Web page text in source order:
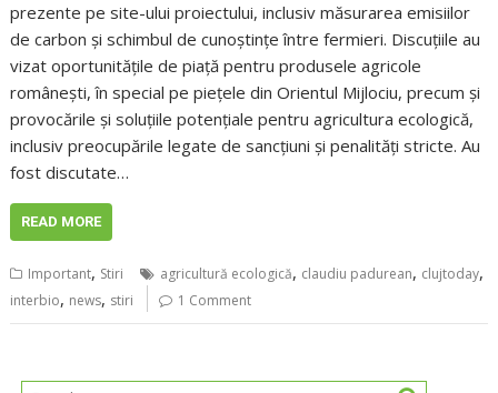
prezente pe site-ului proiectului, inclusiv măsurarea emisiilor
de carbon și schimbul de cunoștințe între fermieri. Discuțiile au
vizat oportunitățile de piață pentru produsele agricole
românești, în special pe piețele din Orientul Mijlociu, precum și
provocările și soluțiile potențiale pentru agricultura ecologică,
inclusiv preocupările legate de sancțiuni și penalități stricte. Au
fost discutate…
READ MORE
Important, Stiri agricultură ecologică, claudiu padurean, clujtoday,
interbio, news, stiri 1 Comment